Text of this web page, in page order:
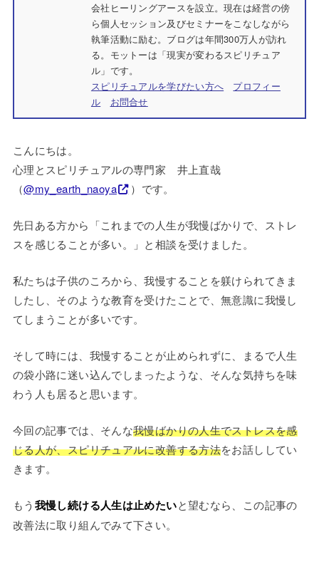
会社ヒーリングアースを設立。現在は経営の傍
ら個人セッション及びセミナーをこなしながら
執筆活動に励む。ブログは年間300万人が訪れ
る。モットーは「現実が変わるスピリチュア
ル」です。
スピリチュアルを学びたい方へ
プロフィー
ル
お問合せ
こんにちは。
心理とスピリチュアルの専門家 井上直哉
（@my_earth_naoya ）です。
先日ある方から「これまでの人生が我慢ばかりで、ストレ
スを感じることが多い。」と相談を受けました。
私たちは子供のころから、我慢することを躾けられてきま
したし、そのような教育を受けたことで、無意識に我慢し
てしまうことが多いです。
そして時には、我慢することが止められずに、まるで人生
の袋小路に迷い込んでしまったような、そんな気持ちを味
わう人も居ると思います。
今回の記事では、そんな我慢ばかりの人生でストレスを感
じる人が、スピリチュアルに改善する方法をお話ししてい
きます。
もう 我慢し続ける人生は止めたいと望むなら、この記事の
改善法に取り組んでみて下さい。